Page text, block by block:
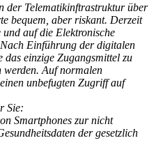
der Telematikinftrastruktur über
bequem, aber riskant. Derzeit
auf die Elektronische
Einführung der digitalen
das einzige Zugangsmittel zu
werden. Auf normalen
unbefugten Zugriff auf
Sie:
Smartphones zur nicht
der gesetzlich